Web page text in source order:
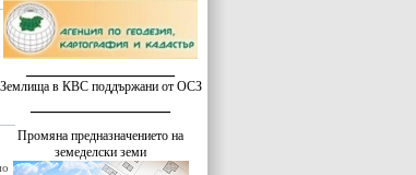
Землища в КВС поддържани от ОСЗ
Промяна предназначението на
земеделски земи